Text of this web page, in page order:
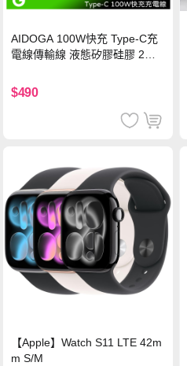
AIDOGA 100W快充 Type-C充
電線傳輸線 液態矽膠硅膠 2M
$490
【Apple】Watch S11 LTE 42m
m S/M